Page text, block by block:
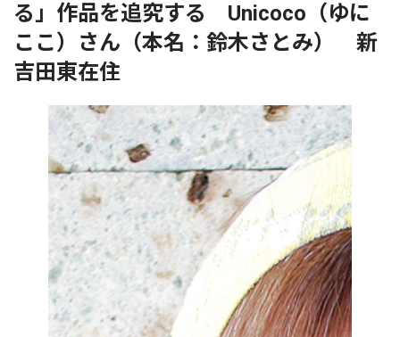
る」作品を追究する Unicoco（ゆに
ここ）さん（本名：鈴木さとみ） 新
吉田東在住